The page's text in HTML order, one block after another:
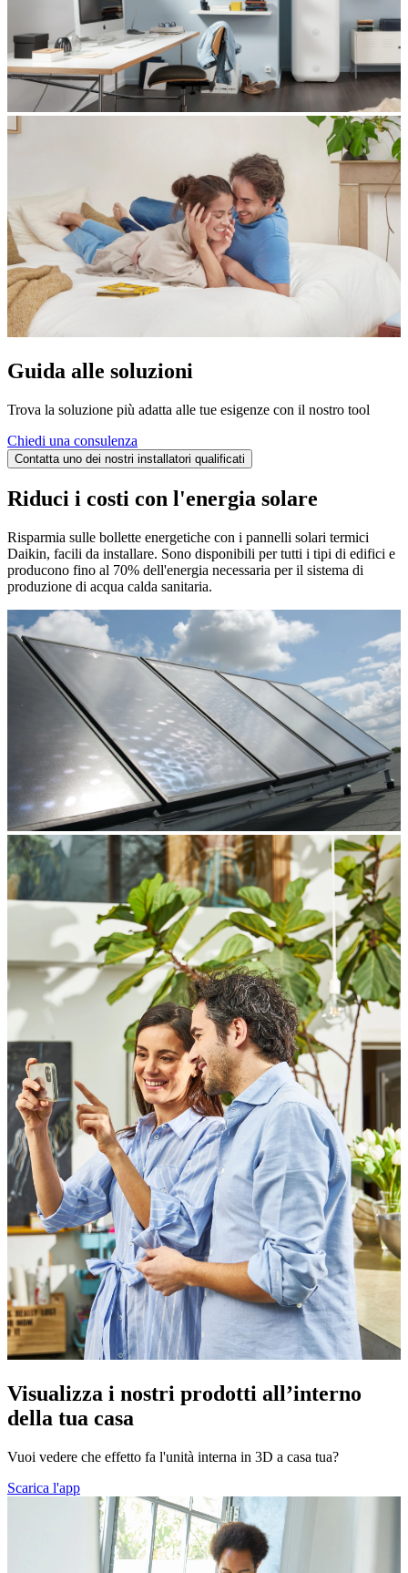
Guida alle soluzioni
Trova la soluzione più adatta alle tue esigenze con il nostro tool
Chiedi una consulenza
Contatta uno dei nostri installatori qualificati
Riduci i costi con l'energia solare
Risparmia sulle bollette energetiche con i pannelli solari termici
Daikin, facili da installare. Sono disponibili per tutti i tipi di edifici e
producono fino al 70% dell'energia necessaria per il sistema di
produzione di acqua calda sanitaria.
Visualizza i nostri prodotti all’interno
della tua casa
Vuoi vedere che effetto fa l'unità interna in 3D a casa tua?
Scarica l'app